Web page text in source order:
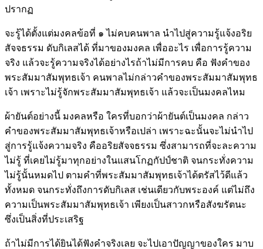
ปรากฏ
จะรู้ได้ตั้งแต่มงคลข้อที่ ๑ ไม่คบคนพาล นำไปสู่ความรู้แจ้งอริย
สัจจธรรม ดับกิเลสได้ ที่มาของมงคล เพื่ออะไร เพื่อการรู้ความ
จริง แล้วจะรู้ความจริงได้อย่างไรถ้าไม่มีการคบ คือ ฟังคำของ
พระสัมมาสัมพุทธเจ้า คนพาลไม่กล่าวคำของพระสัมมาสัมพุทธ
เจ้า เพราะไม่รู้จักพระสัมมาสัมพุทธเจ้า แล้วจะเป็นมงคลไหม
ผ้ายันต์อย่างนี้ มงคลหรือ ใครที่บอกว่าผ้ายันต์เป็นมงคล กล่าว
คำของพระสัมมาสัมพุทธเจ้าหรือเปล่า เพราะฉะนั้นจะไม่นำไป
สู่การรู้แจ้งความจริง คืออริยสัจจธรรม ซึ่งสามารถที่จะละความ
ไม่รู้ ที่เคยไม่รู้มาทุกอย่างในแสนโกฏกัปป์ชาติ จนกระทั่งความ
ไม่รู้นั้นหมดไป ตามคำที่พระสัมมาสัมพุทธเจ้าได้ตรัสไว้ดีแล้ว
ทั้งหมด จนกระทั่งถึงการดับกิเลส เช่นเดียวกับพระองค์ แต่ไม่ถึง
ความเป็นพระสัมมาสัมพุทธเจ้า เพียงเป็นสาวกหรือสังฆรัตนะ
ซึ่งเป็นสิ่งที่ประเสริฐ
ถ้าไม่มีการได้ยินได้ฟังคำจริงเลย จะไปเอาปัญญาของใคร มาบ